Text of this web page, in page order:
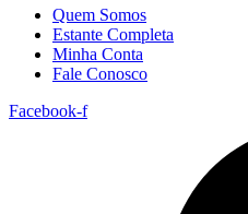
Quem Somos
Estante Completa
Minha Conta
Fale Conosco
Facebook-f